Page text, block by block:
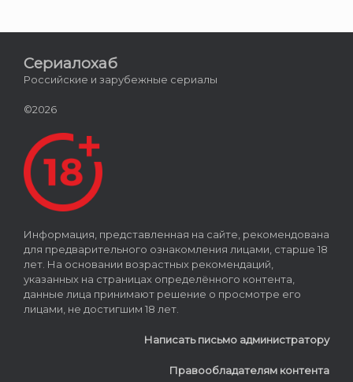
Сериалохаб
Российские и зарубежные сериалы
©2026
Информация, представленная на сайте, рекомендована
для предварительного ознакомления лицами, старше 18
лет. На основании возрастных рекомендаций,
указанных на страницах определённого контента,
данные лица принимают решение о просмотре его
лицами, не достигшим 18 лет.
Написать письмо администратору
Правообладателям контента